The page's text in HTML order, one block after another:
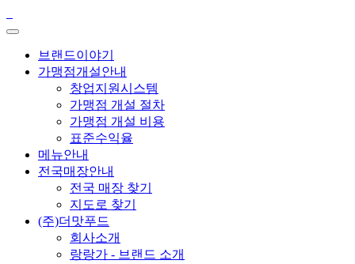
브랜드이야기
가맹점개설안내
창업지원시스템
가맹점 개설 절차
가맹점 개설 비용
표준수익율
메뉴안내
전국매장안내
전국 매장 찾기
지도로 찾기
(주)더맛푸드
회사소개
랑랑가 - 브랜드 소개